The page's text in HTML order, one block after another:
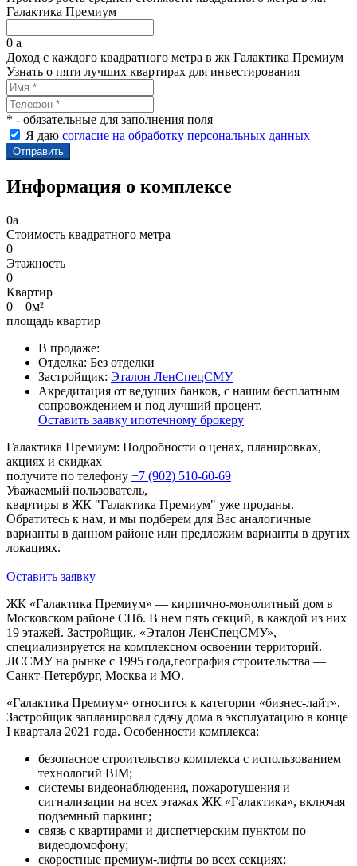
Галактика Премиум
0 a
Доход с каждого квадратного метра в жк Галактика Премиум
Узнать о пяти лучших квартирах для инвестирования
* - обязательные для заполнения поля
Я даю согласие на обработку персональных данных
Информация о комплексе
0a
Стоимость квадратного метра
0
Этажность
0
Квартир
0 – 0м²
площадь квартир
В продаже:
Отделка: Без отделки
Застройщик: Эталон ЛенСпецСМУ
Акредитация от ведущих банков, с нашим бесплатным
сопровождением и под лучший процент.
Оставить заявку ипотечному брокеру
Галактика Премиум: Подробности о ценах, планировках,
акциях и скидках
получите по телефону +7 (902) 510-60-69
Уважаемый пользователь,
квартиры в ЖК "Галактика Премиум" уже проданы.
Обратитесь к нам, и мы подберем для Вас аналогичные
варианты в данном районе или предложим варианты в других
локациях.
Оставить заявку
ЖК «Галактика Премиум» — кирпично-монолитный дом в
Московском районе СПб. В нем пять секций, в каждой из них
19 этажей. Застройщик, «Эталон ЛенСпецСМУ»,
специализируется на комплексном освоении территорий.
ЛССМУ на рынке с 1995 года,география строительства —
Санкт-Петербург, Москва и МО.
«Галактика Премиум» относится к категории «бизнес-лайт».
Застройщик запланировал сдачу дома в эксплуатацию в конце
I квартала 2021 года. Особенности комплекса:
безопасное строительство комплекса с использованием
технологий BIM;
системы видеонаблюдения, пожаротушения и
сигнализации на всех этажах ЖК «Галактика», включая
подземный паркинг;
связь с квартирами и диспетчерским пунктом по
видеодомофону;
скоростные премиум-лифты во всех секциях;